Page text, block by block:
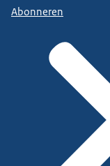
Abonneren